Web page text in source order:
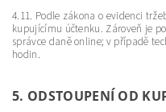
4.11. Podle zákona o evidenci
kupujícímu účtenku. Zároveň je
správce daně online; v případě
hodin.
5. ODSTOUPENÍ OD